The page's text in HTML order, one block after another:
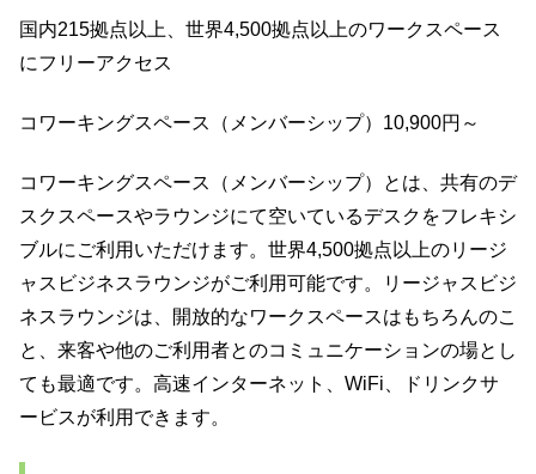
国内215拠点以上、世界4,500拠点以上のワークスペース
にフリーアクセス
コワーキングスペース（メンバーシップ）10,900円～
コワーキングスペース（メンバーシップ）とは、共有のデ
スクスペースやラウンジにて空いているデスクをフレキシ
ブルにご利⽤いただけます。世界4,500拠点以上のリージ
ャスビジネスラウンジがご利⽤可能です。リージャスビジ
ネスラウンジは、開放的なワークスペースはもちろんのこ
と、来客や他のご利用者とのコミュニケーションの場とし
ても最適です。⾼速インターネット、Wi­Fi、ドリンクサ
ービスが利用できます。